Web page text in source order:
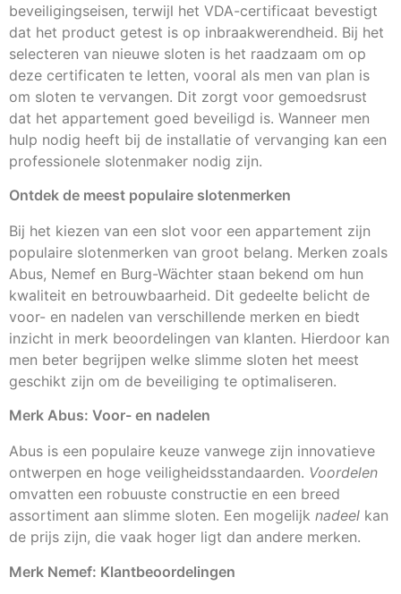
beveiligingseisen, terwijl het VDA-certificaat bevestigt
dat het product getest is op inbraakwerendheid. Bij het
selecteren van nieuwe sloten is het raadzaam om op
deze certificaten te letten, vooral als men van plan is
om sloten te vervangen. Dit zorgt voor gemoedsrust
dat het appartement goed beveiligd is. Wanneer men
hulp nodig heeft bij de installatie of vervanging kan een
professionele slotenmaker nodig zijn.
Ontdek de meest populaire slotenmerken
Bij het kiezen van een slot voor een appartement zijn
populaire slotenmerken van groot belang. Merken zoals
Abus, Nemef en Burg-Wächter staan bekend om hun
kwaliteit en betrouwbaarheid. Dit gedeelte belicht de
voor- en nadelen van verschillende merken en biedt
inzicht in merk beoordelingen van klanten. Hierdoor kan
men beter begrijpen welke slimme sloten het meest
geschikt zijn om de beveiliging te optimaliseren.
Merk Abus: Voor- en nadelen
Abus is een populaire keuze vanwege zijn innovatieve
ontwerpen en hoge veiligheidsstandaarden. Voordelen
omvatten een robuuste constructie en een breed
assortiment aan slimme sloten. Een mogelijk nadeel kan
de prijs zijn, die vaak hoger ligt dan andere merken.
Merk Nemef: Klantbeoordelingen